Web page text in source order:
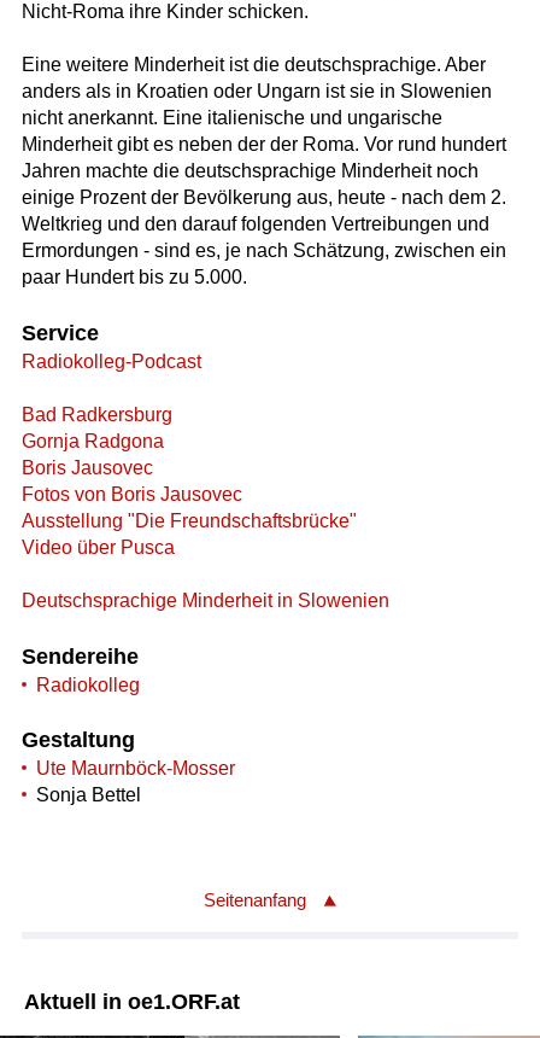
Nicht-Roma ihre Kinder schicken.
Eine weitere Minderheit ist die deutschsprachige. Aber
anders als in Kroatien oder Ungarn ist sie in Slowenien
nicht anerkannt. Eine italienische und ungarische
Minderheit gibt es neben der der Roma. Vor rund hundert
Jahren machte die deutschsprachige Minderheit noch
einige Prozent der Bevölkerung aus, heute - nach dem 2.
Weltkrieg und den darauf folgenden Vertreibungen und
Ermordungen - sind es, je nach Schätzung, zwischen ein
paar Hundert bis zu 5.000.
Service
Radiokolleg-Podcast
Bad Radkersburg
Gornja Radgona
Boris Jausovec
Fotos von Boris Jausovec
Ausstellung "Die Freundschaftsbrücke"
Video über Pusca
Deutschsprachige Minderheit in Slowenien
Sendereihe
Radiokolleg
Gestaltung
Ute Maurnböck-Mosser
Sonja Bettel
Seitenanfang
Aktuell in oe1.ORF.at